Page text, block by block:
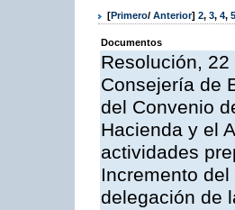
[Primero/ Anterior] 2, 3, 4, 5
Documentos
Resolución,
Consejería de
del Convenio
Hacienda y el
actividades
Incremento
delegación de